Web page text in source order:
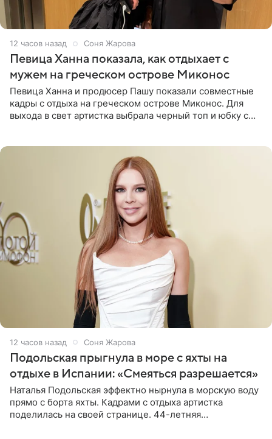
12 часов назад Соня Жарова
Певица Ханна показала, как отдыхает с
мужем на греческом острове Миконос
Певица Ханна и продюсер Пашу показали совместные
кадры с отдыха на греческом острове Миконос. Для
выхода в свет артистка выбрала черный топ и юбку с
12 часов назад Соня Жарова
Подольская прыгнула в море с яхты на
отдыхе в Испании: «Смеяться разрешается»
Наталья Подольская эффектно нырнула в морскую воду
прямо с борта яхты. Кадрами с отдыха артистка
поделилась на своей странице. 44-летняя